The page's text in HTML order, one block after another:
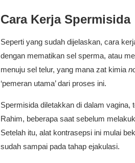
Cara Kerja Spermisida
Seperti yang sudah dijelaskan, cara
dengan mematikan sel sperma, atau
menuju sel telur, yang mana zat kimia
‘pemeran utama’ dari proses ini.
Spermisida diletakkan di dalam vagina,
Rahim, beberapa saat sebelum
Setelah itu, alat kontrasepsi ini mulai
sudah sampai pada tahap ejakulasi.